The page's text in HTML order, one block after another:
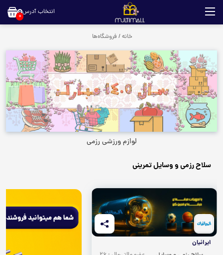
انتخاب آدرس0
خانه/ فروشگاه‌ها
لوازم ورزشی رزمی
سلاح رزمی و وسایل تمرینی
ایرانیان